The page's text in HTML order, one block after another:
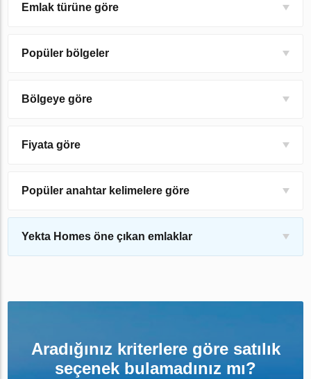
Emlak türüne göre
Popüler bölgeler
Bölgeye göre
Fiyata göre
Popüler anahtar kelimelere göre
Yekta Homes öne çıkan emlaklar
Aradığınız kriterlere göre satılık
seçenek bulamadınız mı?